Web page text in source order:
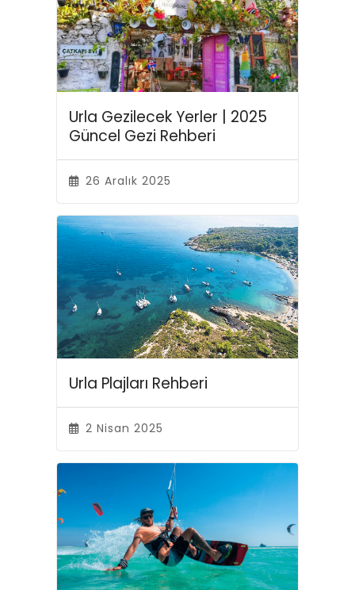
Urla Gezilecek Yerler | 2025
Güncel Gezi Rehberi
26 Aralık 2025
Urla Plajları Rehberi
2 Nisan 2025